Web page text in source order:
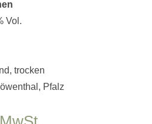
Vol.
trocken
Pfalz